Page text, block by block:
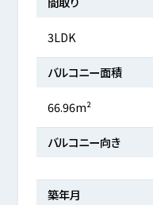
3LDK
バルコニー面積
66.96m²
バルコニー向き
築年月